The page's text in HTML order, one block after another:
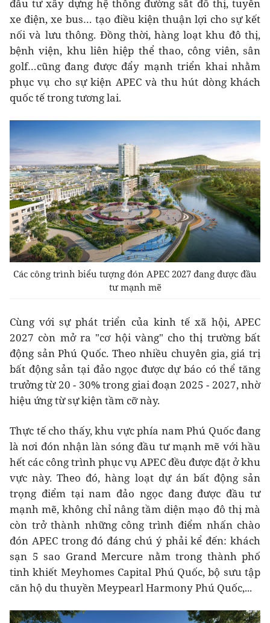
đầu tư xây dựng hệ thống đường sắt đô thị, tuyến
xe điện, xe bus… tạo điều kiện thuận lợi cho sự kết
nối và lưu thông. Đồng thời, hàng loạt khu đô thị,
bệnh viện, khu liên hiệp thể thao, công viên, sân
golf…cũng đang được đẩy mạnh triển khai nhằm
phục vụ cho sự kiện APEC và thu hút dòng khách
quốc tế trong tương lai.
Các công trình biểu tượng đón APEC 2027 đang được đầu
tư mạnh mẽ
Cùng với sự phát triển của kinh tế xã hội, APEC
2027 còn mở ra "cơ hội vàng" cho thị trường bất
động sản Phú Quốc. Theo nhiều chuyên gia, giá trị
bất động sản tại đảo ngọc được dự báo có thể tăng
trưởng từ 20 - 30% trong giai đoạn 2025 - 2027, nhờ
hiệu ứng từ sự kiện tầm cỡ này.
Thực tế cho thấy, khu vực phía nam Phú Quốc đang
là nơi đón nhận làn sóng đầu tư mạnh mẽ với hầu
hết các công trình phục vụ APEC đều được đặt ở khu
vực này. Theo đó, hàng loạt dự án bất động sản
trọng điểm tại nam đảo ngọc đang được đầu tư
mạnh mẽ, không chỉ nâng tầm diện mạo đô thị mà
còn trở thành những công trình điểm nhấn chào
đón APEC trong đó đáng chú ý phải kể đến: khách
sạn 5 sao Grand Mercure nằm trong thành phố
tinh khiết Meyhomes Capital Phú Quốc, bộ sưu tập
căn hộ du thuyền Meypearl Harmony Phú Quốc,...